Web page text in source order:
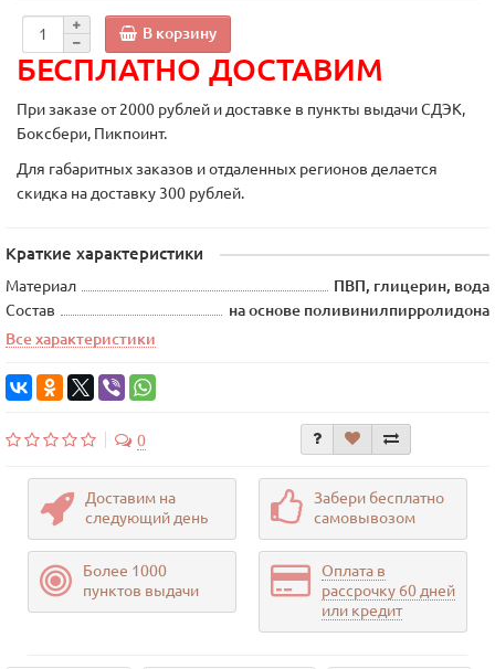
В корзину
БЕСПЛАТНО ДОСТАВИМ
При заказе от 2000 рублей и доставке в пункты выдачи СДЭК,
Боксбери, Пикпоинт.
Для габаритных заказов и отдаленных регионов делается
скидка на доставку 300 рублей.
Краткие характеристики
Материал
ПВП, глицерин, вода
Состав
на основе поливинилпирролидона
Все характеристики
0
Доставим на
следующий день
Забери бесплатно
самовывозом
Более 1000
пунктов выдачи
Оплата в
рассрочку 60 дней
или кредит